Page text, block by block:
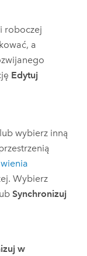
roboczej
a
Edytuj
wybierz inną
Wybierz
Synchronizuj
w